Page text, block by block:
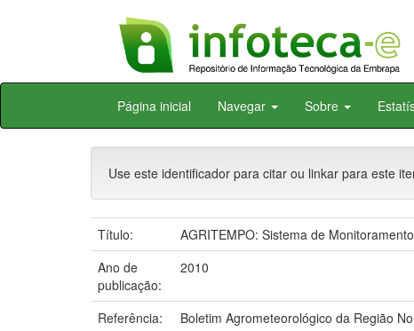
Skip
Página inicial Navegar Sobre
Use este identificador para citar ou linkar para este
Título:
AGRITEMPO: Sistema de
Ano de
publicação:
2010
Referência:
Boletim Agrometeorológico da Região